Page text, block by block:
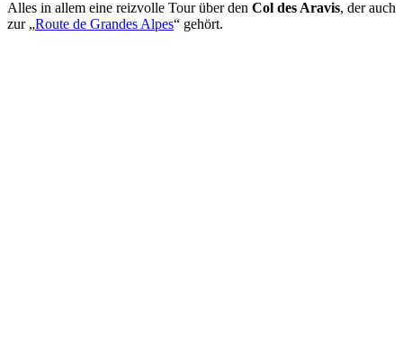
Alles in allem eine reizvolle Tour über den Col des Aravis, der auch
zur „Route de Grandes Alpes“ gehört.